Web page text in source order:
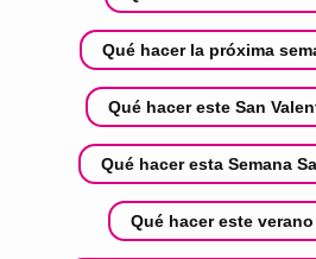
Qué hacer la próxima
Qué hacer este San
Qué hacer esta Semana
Qué hacer este